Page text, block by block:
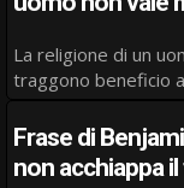
La religione di un uomo non vale molto se non ne
Frase di
non acchiappa